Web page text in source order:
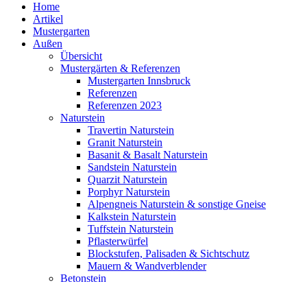
Home
Artikel
Mustergarten
Außen
Übersicht
Mustergärten & Referenzen
Mustergarten Innsbruck
Referenzen
Referenzen 2023
Naturstein
Travertin Naturstein
Granit Naturstein
Basanit & Basalt Naturstein
Sandstein Naturstein
Quarzit Naturstein
Porphyr Naturstein
Alpengneis Naturstein & sonstige Gneise
Kalkstein Naturstein
Tuffstein Naturstein
Pflasterwürfel
Blockstufen, Palisaden & Sichtschutz
Mauern & Wandverblender
Betonstein